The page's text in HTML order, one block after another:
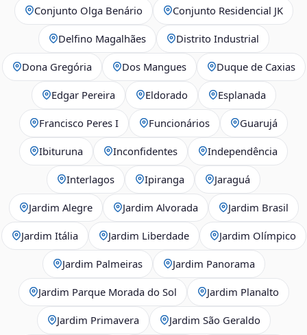
Conjunto Olga Benário Conjunto Residencial JK
Delfino Magalhães Distrito Industrial
Dona Gregória Dos Mangues Duque de Caxias
Edgar Pereira Eldorado Esplanada
Francisco Peres I Funcionários Guarujá
Ibituruna Inconfidentes Independência
Interlagos Ipiranga Jaraguá
Jardim Alegre Jardim Alvorada Jardim Brasil
Jardim Itália Jardim Liberdade Jardim Olímpico
Jardim Palmeiras Jardim Panorama
Jardim Parque Morada do Sol Jardim Planalto
Jardim Primavera Jardim São Geraldo